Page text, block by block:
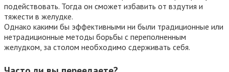
подействовать. Тогда он сможет избавить от вздутия и
тяжести в желудке.
Однако какими бы эффективными ни были традиционные или
нетрадиционные методы борьбы с переполненным
желудком, за столом необходимо сдерживать себя.